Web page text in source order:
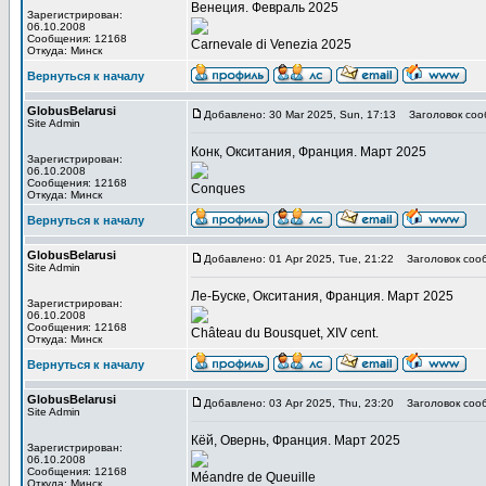
Зарегистрирован:
06.10.2008
Сообщения: 12168
Откуда: Минск
Венеция. Февраль 2025
Carnevale di Venezia 2025
Вернуться к началу
GlobusBelarusi
Site Admin
Зарегистрирован:
06.10.2008
Сообщения: 12168
Откуда: Минск
Добавлено: 30 Mar 2025, Sun, 17:13 Заголовок
Конк, Окситания, Франция. Март 2025
Conques
Вернуться к началу
GlobusBelarusi
Site Admin
Зарегистрирован:
06.10.2008
Сообщения: 12168
Откуда: Минск
Добавлено: 01 Apr 2025, Tue, 21:22 Заголовок
Ле-Буске, Окситания, Франция. Март 2025
Château du Bousquet, XIV cent.
Вернуться к началу
GlobusBelarusi
Site Admin
Зарегистрирован:
06.10.2008
Сообщения: 12168
Откуда: Минск
Добавлено: 03 Apr 2025, Thu, 23:20 Заголовок
Кёй, Овернь, Франция. Март 2025
Méandre de Queuille